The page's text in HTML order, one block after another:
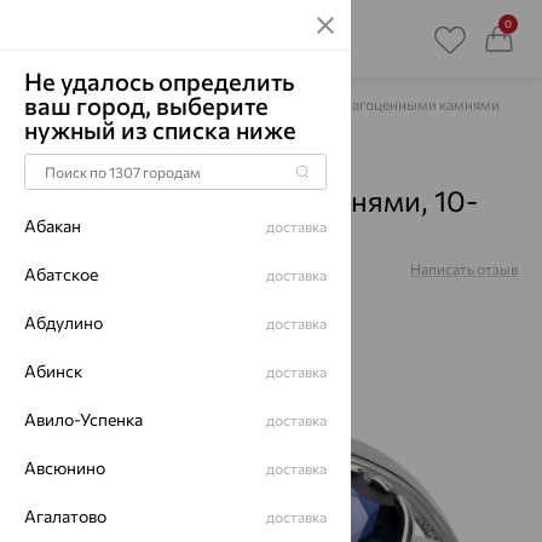
0
Главная Каталог Кольца Микс с полудрагоценными камнями
Кольцо, серебро, микс с
полудрагоценными камнями, 10-
72-00206-201
Артикул: Написать отзыв
Не удалось определить
ваш город, выберите
нужный из списка ниже
Абакан доставка
Абатское доставка
Абдулино доставка
Абинск доставка
Авило-Успенка доставка
Авсюнино доставка
Агалатово доставка